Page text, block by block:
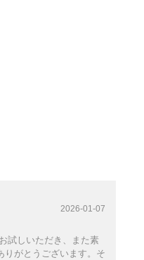
2026-01-07
試しいただき、また素
りがとうございます。そ